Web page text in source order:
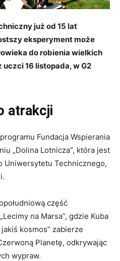
już od 15 lat
eksperyment może
do robienia wielkich
16 listopada, w G2
atrakcji
Fundacja Wspierania
„Dolina Lotnicza”, która jest
Uniwersytetu Technicznego,
część
na Marsa”, gdzie Kuba
jakiś kosmos” zabierze
Planetę, odkrywając
wypraw.